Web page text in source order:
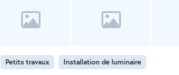
Petits travaux Installation de luminaire